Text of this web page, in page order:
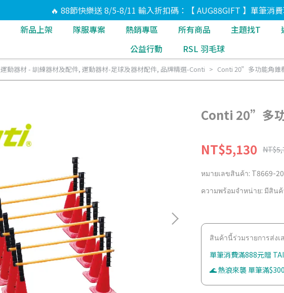
🔥 88節快樂送 8/5-8/11 輸入折扣碼：【 AUG88GIFT 】單筆消費
新品上架 隊服專案 熱銷專區 所有商品 主題找T
公益行動
RSL 羽毛球
運動器材 - 訓練器材及配件, 運動器材-足球及器材配件, 品牌精選-Conti Conti 20”多功能角錐
Conti 20”多
NT$5,130
หมายเลขสินค้า: T8669-20
ความพร้อมจำหน่าย: มีสินค้
สินค้านี้ร่วมรายการส่งเ
單筆消費滿888元贈
🌊 熱浪來襲 單筆滿